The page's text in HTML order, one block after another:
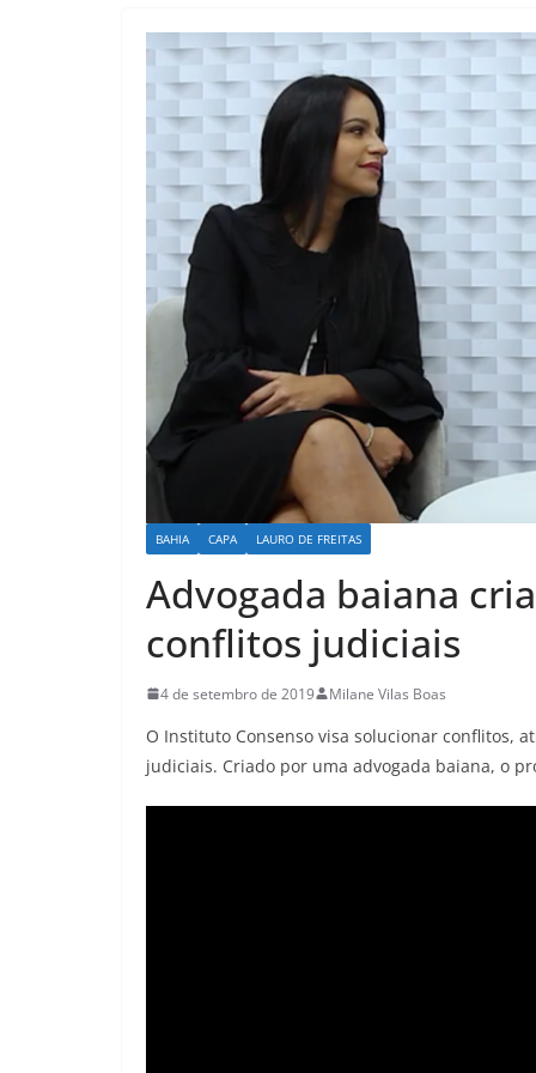
BAHIA CAPA LAURO DE FREITAS
Advogada baiana
conflitos judiciais
4 de setembro de 2019 Milane Vilas Boas
O Instituto Consenso visa solucionar conflitos,
judiciais. Criado por uma advogada baiana, o